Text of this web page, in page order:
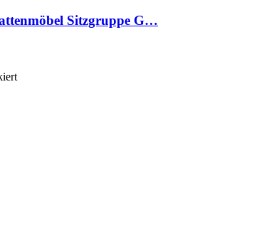
Sitzgruppe G…